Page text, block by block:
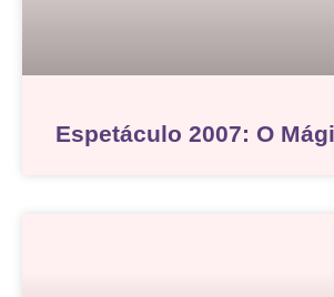
Espetáculo 2007: O